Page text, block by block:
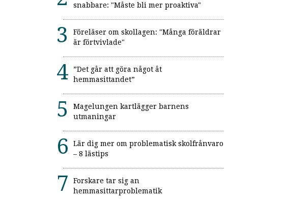
snabbare: "Måste bli mer proaktiva"
Föreläser om skollagen: "Många föräldrar
är förtvivlade"
”Det går att göra något åt
hemmasittandet”
Magelungen kartlägger barnens
utmaningar
Lär dig mer om problematisk skolfrånvaro
– 8 lästips
Forskare tar sig an
hemmasittarproblematik